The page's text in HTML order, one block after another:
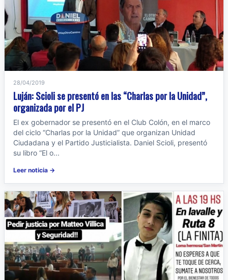
28/04/2019
Luján: Scioli se presentó en las “Charlas por la Unidad”,
organizada por el PJ
El ex gobernador se presentó en el Club Colón, en el marco
del ciclo “Charlas por la Unidad” que organizan Unidad
Ciudadana y el Partido Justicialista. Daniel Scioli, presentó
su libro “El o...
Leer noticia →